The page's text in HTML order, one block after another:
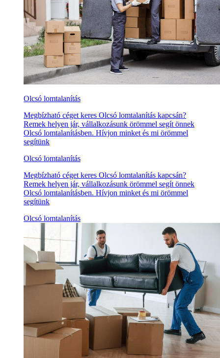
Olcsó lomtalanítás
Megbízható céget keres Olcsó lomtalanítás kapcsán?
Remek helyen jár, vállalkozásunk örömmel segít önnek
Olcsó lomtalanításben. Hívjon minket és mi örömmel
segítünk
Olcsó lomtalanítás
Megbízható céget keres Olcsó lomtalanítás kapcsán?
Remek helyen jár, vállalkozásunk örömmel segít önnek
Olcsó lomtalanításben. Hívjon minket és mi örömmel
segítünk
Olcsó lomtalanítás